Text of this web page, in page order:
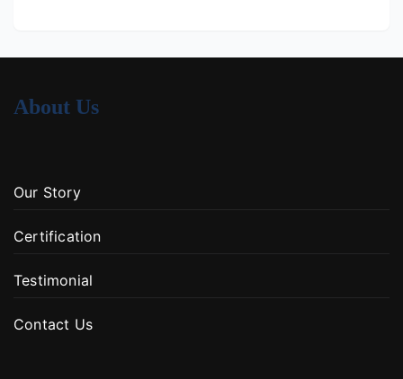
About Us
Our Story
Certification
Testimonial
Contact Us